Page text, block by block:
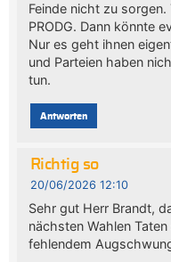
Feinde nicht zu
PRODG. Dann könnte
Nur es geht ihnen
und Parteien haben
tun.
Antworten
Richtig so
20/06/2026 12:10
Sehr gut Herr Brandt,
nächsten Wahlen
fehlendem